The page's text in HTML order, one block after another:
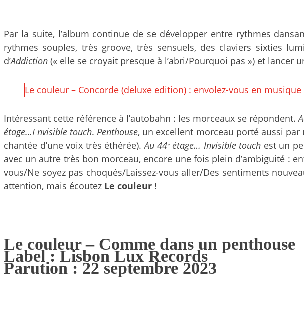
Par la suite, l’album continue de se développer entre rythmes
rythmes souples, très groove, très sensuels, des claviers sixties
d’Addiction (« elle se croyait presque à l’abri/Pourquoi pas ») et lancer
Le couleur – Concorde (deluxe edition) : envolez-vous en musique
Intéressant cette référence à l’autobahn : les morceaux se répondent.
étage…I nvisible touch.Penthouse, un excellent morceau porté aussi
chantée d’une voix très éthérée).Au 44ᵉ étage… Invisible touch est un
avec un autre très bon morceau, encore une fois plein d’ambiguité :
vous/Ne soyez pas choqués/Laissez-vous aller/Des sentiments
attention, mais écoutez Le couleur !
Le couleur – Comme dans un penthouse
Label : Lisbon Lux Records
Parution : 22 septembre 2023